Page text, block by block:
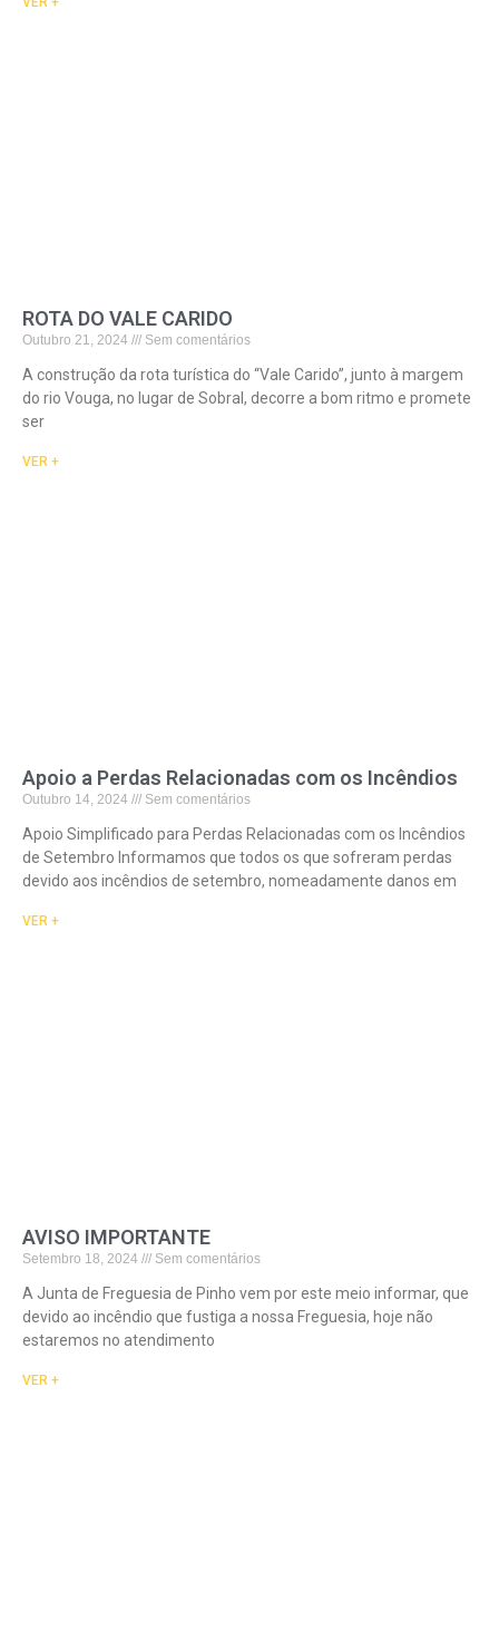
ROTA DO VALE CARIDO
Outubro 21, 2024 Sem comentários
A construção da rota turística do “Vale Carido”, junto à margem
do rio Vouga, no lugar de Sobral, decorre a bom ritmo e promete
ser
VER +
Apoio a Perdas Relacionadas com os Incêndios
Outubro 14, 2024 Sem comentários
Apoio Simplificado para Perdas Relacionadas com os Incêndios
de Setembro Informamos que todos os que sofreram perdas
devido aos incêndios de setembro, nomeadamente danos em
VER +
AVISO IMPORTANTE
Setembro 18, 2024 Sem comentários
A Junta de Freguesia de Pinho vem por este meio informar, que
devido ao incêndio que fustiga a nossa Freguesia, hoje não
estaremos no atendimento
VER +